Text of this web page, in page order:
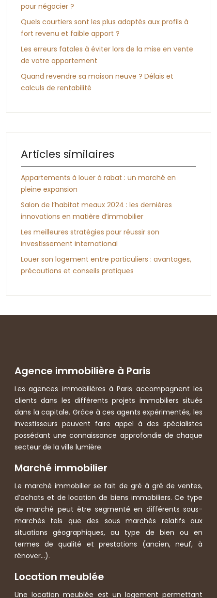
pour négocier ?
Quels courtiers sont les plus adaptés aux profils à
fort revenu et faible apport ?
Les erreurs fatales à éviter lors de la mise en vente
de votre appartement
Quand revendre sa maison neuve ? Délais et
calculs de rentabilité
Articles similaires
Appartements à louer à rabat : un marché en
pleine expansion
Salon de l’habitat meaux 2024 : les dernières
innovations en matière d’immobilier
Les meilleures stratégies pour réussir son
investissement international
Louer son logement entre particuliers : avantages,
précautions et conseils pratiques
Agence immobilière à Paris
Les agences immobilières à Paris accompagnent les
clients dans les différents projets immobiliers situés
dans la capitale. Grâce à ces agents expérimentés, les
investisseurs peuvent faire appel à des spécialistes
possédant une connaissance approfondie de chaque
secteur de la ville lumière.
Marché immobilier
Le marché immobilier se fait de gré à gré de ventes,
d’achats et de location de biens immobiliers. Ce type
de marché peut être segmenté en différents sous-
marchés tels que des sous marchés relatifs aux
situations géographiques, au type de bien ou en
termes de qualité et prestations (ancien, neuf, à
rénover…).
Location meublée
Une location meublée est un logement permettant